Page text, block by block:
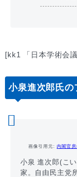
[kk1 「日本学術会
小泉進次郎氏の
画像引用元:内閣官
小泉 進次郎(こ
家。自由民主党